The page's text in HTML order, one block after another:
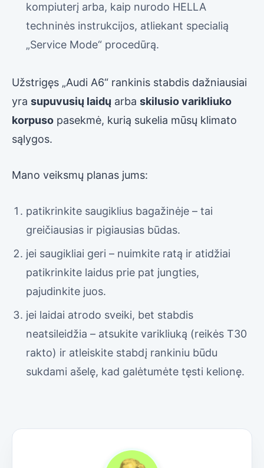
kompiuterį arba, kaip nurodo HELLA
techninės instrukcijos, atliekant specialią
„Service Mode“ procedūrą.
Užstrigęs „Audi A6“ rankinis stabdis dažniausiai
yra supuvusių laidų arba skilusio varikliuko
korpuso pasekmė, kurią sukelia mūsų klimato
sąlygos.
Mano veiksmų planas jums:
patikrinkite saugiklius bagažinėje – tai
greičiausias ir pigiausias būdas.
jei saugikliai geri – nuimkite ratą ir atidžiai
patikrinkite laidus prie pat jungties,
pajudinkite juos.
jei laidai atrodo sveiki, bet stabdis
neatsileidžia – atsukite varikliuką (reikės T30
rakto) ir atleiskite stabdį rankiniu būdu
sukdami ašelę, kad galėtumėte tęsti kelionę.